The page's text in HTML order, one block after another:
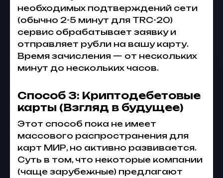
необходимых подтверждений сети
(обычно 2-5 минут для TRC-20)
сервис обрабатывает заявку и
отправляет рубли на вашу карту.
Время зачисления — от нескольких
минут до нескольких часов.
Способ 3: Криптодебетовые
карты (Взгляд в будущее)
Этот способ пока не имеет
массового распространения для
карт МИР, но активно развивается.
Суть в том, что некоторые компании
(чаще зарубежные) предлагают